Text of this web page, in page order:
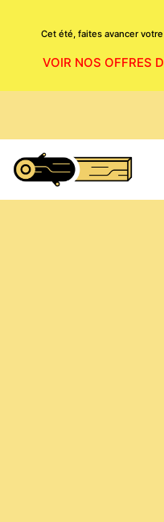
Cet été, faites avancer
VOIR NOS OFFRES
ACCUEIL